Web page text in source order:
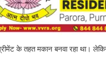
के तहत मकान बनवा रहा था।